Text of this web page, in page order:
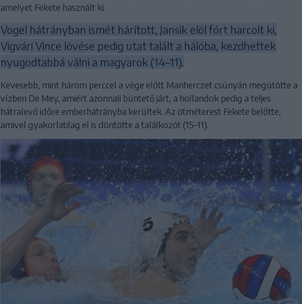
amelyet Fekete használt ki.
Vogel hátrányban ismét hárított, Jansik elöl fórt harcolt ki,
Vigvári Vince lövése pedig utat talált a hálóba, kezdhettek
nyugodtabbá válni a magyarok (14–11).
Kevesebb, mint három perccel a vége előtt Manherczet csúnyán megütötte a
vízben De Mey, amiért azonnali büntető járt, a hollandok pedig a teljes
hátralevő időre emberhátrányba kerültek. Az ötméterest Fekete belőtte,
amivel gyakorlatilag el is döntötte a találkozót (15–11).